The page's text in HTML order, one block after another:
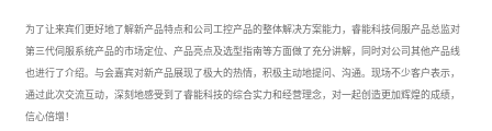
为了让来宾们更好地了解新产品特点和公司工控产品的整体解决方案能力，睿能科技伺服产品总监对
第三代伺服系统产品的市场定位、产品亮点及选型指南等方面做了充分讲解，同时对公司其他产品线
也进行了介绍。与会嘉宾对新产品展现了极大的热情，积极主动地提问、沟通。现场不少客户表示，
通过此次交流互动，深刻地感受到了睿能科技的综合实力和经营理念，对一起创造更加辉煌的成绩，
信心倍增！